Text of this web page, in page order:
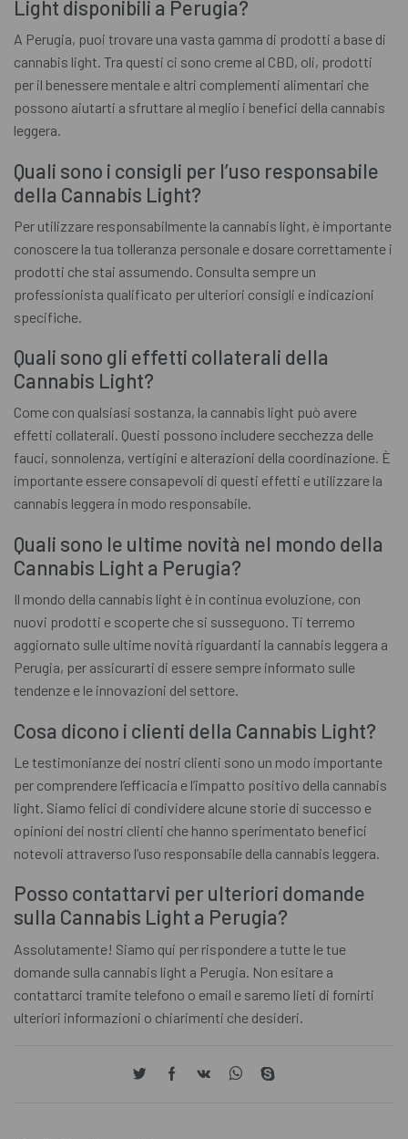
Light disponibili a Perugia?
A Perugia, puoi trovare una vasta gamma di prodotti a base di
cannabis light. Tra questi ci sono creme al CBD, oli, prodotti
per il benessere mentale e altri complementi alimentari che
possono aiutarti a sfruttare al meglio i benefici della cannabis
leggera.
Quali sono i consigli per l’uso responsabile
della Cannabis Light?
Per utilizzare responsabilmente la cannabis light, è importante
conoscere la tua tolleranza personale e dosare correttamente i
prodotti che stai assumendo. Consulta sempre un
professionista qualificato per ulteriori consigli e indicazioni
specifiche.
Quali sono gli effetti collaterali della
Cannabis Light?
Come con qualsiasi sostanza, la cannabis light può avere
effetti collaterali. Questi possono includere secchezza delle
fauci, sonnolenza, vertigini e alterazioni della coordinazione. È
importante essere consapevoli di questi effetti e utilizzare la
cannabis leggera in modo responsabile.
Quali sono le ultime novità nel mondo della
Cannabis Light a Perugia?
Il mondo della cannabis light è in continua evoluzione, con
nuovi prodotti e scoperte che si susseguono. Ti terremo
aggiornato sulle ultime novità riguardanti la cannabis leggera a
Perugia, per assicurarti di essere sempre informato sulle
tendenze e le innovazioni del settore.
Cosa dicono i clienti della Cannabis Light?
Le testimonianze dei nostri clienti sono un modo importante
per comprendere l’efficacia e l’impatto positivo della cannabis
light. Siamo felici di condividere alcune storie di successo e
opinioni dei nostri clienti che hanno sperimentato benefici
notevoli attraverso l’uso responsabile della cannabis leggera.
Posso contattarvi per ulteriori domande
sulla Cannabis Light a Perugia?
Assolutamente! Siamo qui per rispondere a tutte le tue
domande sulla cannabis light a Perugia. Non esitare a
contattarci tramite telefono o email e saremo lieti di fornirti
ulteriori informazioni o chiarimenti che desideri.